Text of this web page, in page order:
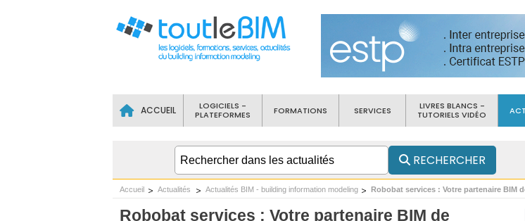
ACCUEIL
LOGICIELS -
PLATEFORMES
FORMATIONS SERVICES
LIVRES BLANCS -
TUTORIELS VIDÉO
RECHERCHER
Accueil Actualités Actualités BIM - building information modeling Robobat services : Votre partenaire BIM
Robobat services : Votre partenaire BIM de